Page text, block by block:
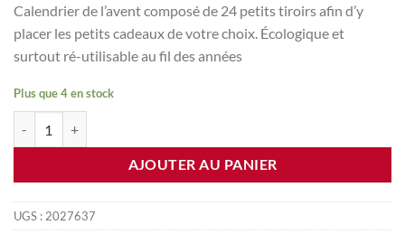
Calendrier de l’avent composé de 24 petits tiroirs afin d’y
placer les petits cadeaux de votre choix. Écologique et
surtout ré-utilisable au fil des années
Plus que 4 en stock
AJOUTER AU PANIER
UGS :2027637